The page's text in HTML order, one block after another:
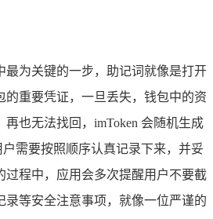
最为关键的一步，助记词就像是打开
的重要凭证，一旦丢失，钱包中的资
也无法找回，imToken 会随机生成
户需要按照顺序认真记录下来，并妥
过程中，应用会多次提醒用户不要截
录等安全注意事项，就像一位严谨的